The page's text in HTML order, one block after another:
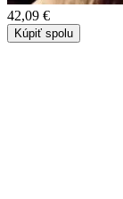
42,09 €
Kúpiť spolu